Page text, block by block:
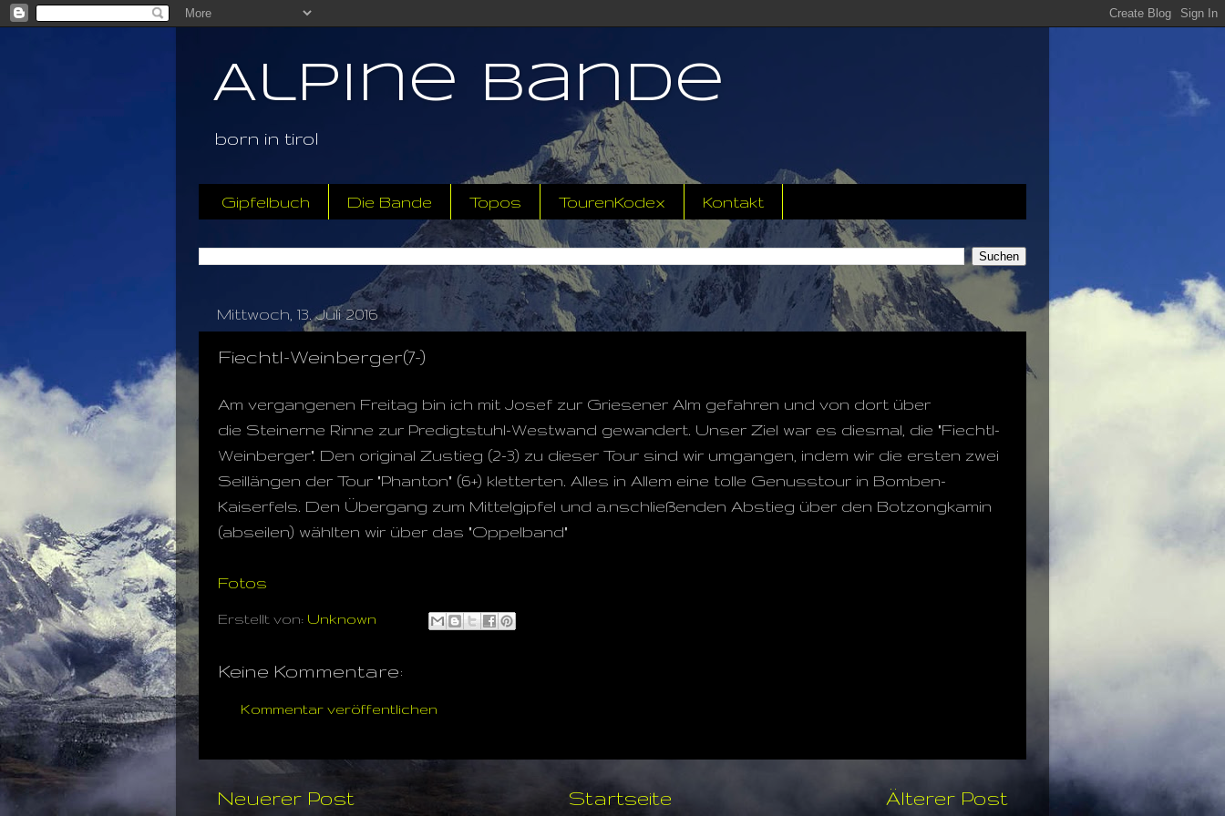
Alpine Bande
born in tirol
Gipfelbuch Die Bande Topos TourenKodex Kontakt
Mittwoch, 13. Juli 2016
Fiechtl-Weinberger(7-)
Am vergangenen Freitag bin ich mit Josef zur Griesener Alm gefahren und von dort über
die Steinerne Rinne zur Predigtstuhl-Westwand gewandert. Unser Ziel war es diesmal, die "Fiechtl-
Weinberger". Den original Zustieg (2-3) zu dieser Tour sind wir umgangen, indem wir die ersten zwei
Seillängen der Tour "Phanton" (6+) kletterten. Alles in Allem eine tolle Genusstour in Bomben-
Kaiserfels. Den Übergang zum Mittelgipfel und a.nschließenden Abstieg über den Botzongkamin
(abseilen) wählten wir über das "Oppelband"
Fotos
Erstellt von: Unknown
Keine Kommentare:
Kommentar veröffentlichen
Neuerer Post Älterer Post
Startseite